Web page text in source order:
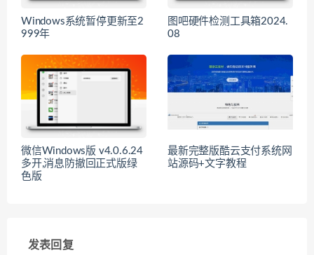
Windows系统暂停更新至2
999年
图吧硬件检测工具箱2024.
08
微信Windows版 v4.0.6.24
多开,消息防撤回正式版绿
色版
最新完整版酷云支付系统网
站源码+文字教程
发表回复